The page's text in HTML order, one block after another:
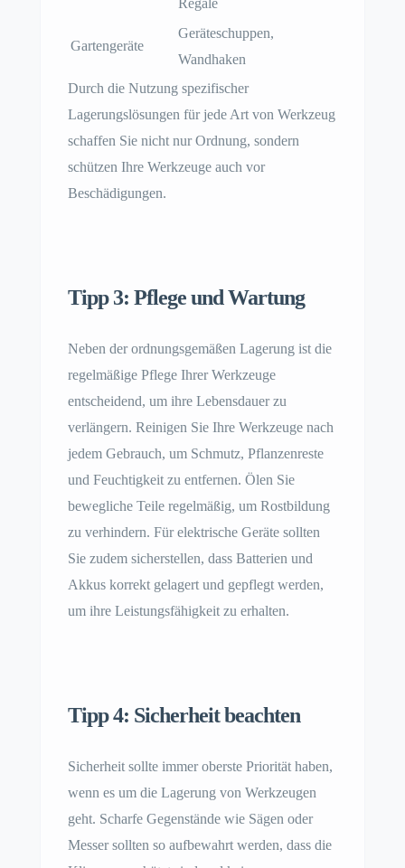
Gartengeräte
Geräteschuppen,
Wandhaken
Durch die Nutzung spezifischer
Lagerungslösungen für jede Art von Werkzeug
schaffen Sie nicht nur Ordnung, sondern
schützen Ihre Werkzeuge auch vor
Beschädigungen.
Tipp 3: Pflege und Wartung
Neben der ordnungsgemäßen Lagerung ist die
regelmäßige Pflege Ihrer Werkzeuge
entscheidend, um ihre Lebensdauer zu
verlängern. Reinigen Sie Ihre Werkzeuge nach
jedem Gebrauch, um Schmutz, Pflanzenreste
und Feuchtigkeit zu entfernen. Ölen Sie
bewegliche Teile regelmäßig, um Rostbildung
zu verhindern. Für elektrische Geräte sollten
Sie zudem sicherstellen, dass Batterien und
Akkus korrekt gelagert und gepflegt werden,
um ihre Leistungsfähigkeit zu erhalten.
Tipp 4: Sicherheit beachten
Sicherheit sollte immer oberste Priorität haben,
wenn es um die Lagerung von Werkzeugen
geht. Scharfe Gegenstände wie Sägen oder
Messer sollten so aufbewahrt werden, dass die